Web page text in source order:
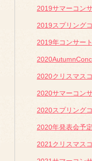
2019サマーコン
2019スプリング
2019年コンサー
2020クリスマス
2020サマーコン
2020スプリング
2020年発表会予定
2021クリスマス